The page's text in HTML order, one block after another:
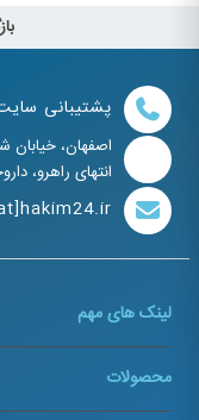
پشتیبانی سایت :
اصفهان، خیابان
انتهای راهرو،
لینک های مهم
محصولات